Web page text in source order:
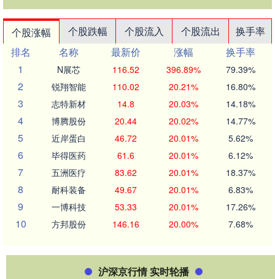
个股涨幅 个股跌幅 个股流入 个股流出
换手率
排名
名称 最新价 涨幅
换手率
1
N展芯 116.52 396.89% 79.39%
2 锐翔智能 110.02 20.21% 16.80%
3 志特新材 14.8 20.03% 14.18%
4 博腾股份 20.44 20.02% 14.77%
5 近岸蛋白 46.72 20.01% 5.62%
6 毕得医药 61.6 20.01% 6.12%
7 五洲医疗 83.62 20.01% 18.37%
8 耐科装备 49.67 20.01% 6.83%
9 一博科技 53.33 20.01% 17.26%
10 方邦股份 146.16 20.00% 7.68%
沪深京行情 实时轮播